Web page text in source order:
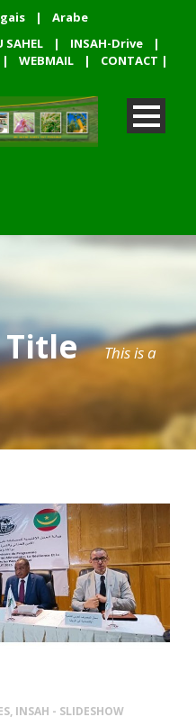
|
Arabe
SAHEL
| INSAH-Drive
|
| WEBMAIL | CONTACT |
Title
This is a
, INSAH - SLIDESHOW